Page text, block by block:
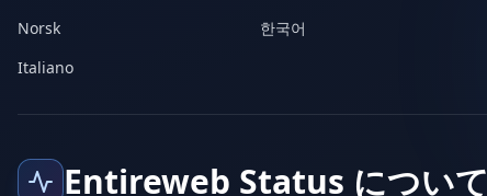
Norsk
한국어
Italiano
Entireweb Status について